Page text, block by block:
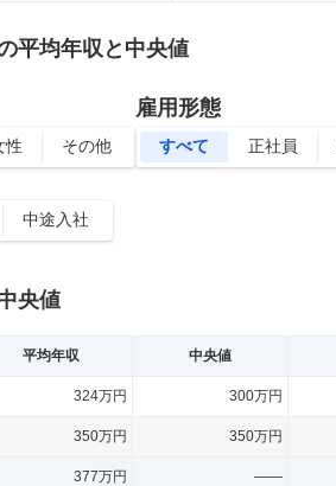
平均年収と中央値
性 その他
雇用形態
すべて 正社員
中途入社
央値
平均年収 中央値
324万円 300万円
350万円 350万円
377万円 ——